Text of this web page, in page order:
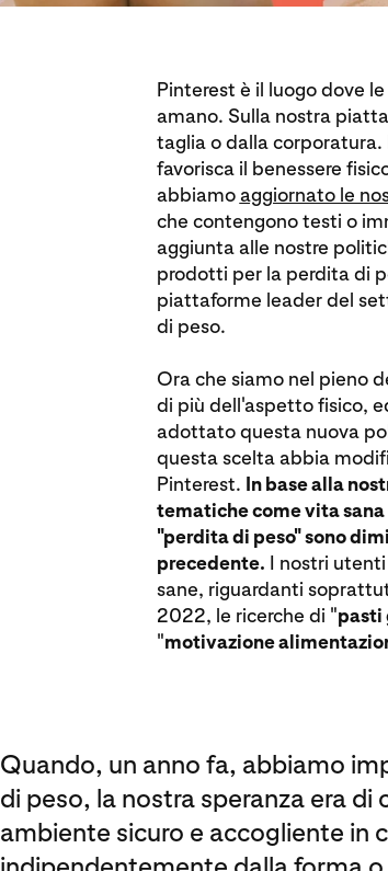
Pinterest è il luogo dove
amano. Sulla nostra
taglia o dalla corporatura.
favorisca il benessere
abbiamoaggiornato le
che contengono testi o
aggiunta alle nostre
prodotti per la perdita di
piattaforme leader del
di peso.
Ora che siamo nel pieno
di più dell'aspetto fisico,
adottato questa nuova
questa scelta abbia
Pinterest. In base alla
tematiche come vita
"perdita di peso" sono
precedente. I nostri
sane, riguardanti
2022, le ricerche di "pasti
"motivazione
Quando, un anno fa, abbiamo
di peso, la nostra speranza era
ambiente sicuro e accogliente in